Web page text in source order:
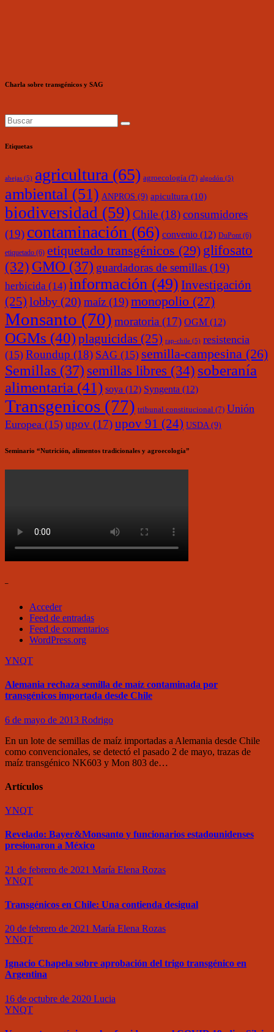
Charla sobre transgénicos y SAG
Etiquetas
abejas (5) agricultura (65) agroecología (7) algodón (5)
ambiental (51) ANPROS (9) apicultura (10)
biodiversidad (59) Chile (18)consumidores
(19) contaminación (66) convenio (12) DuPont (6)
etiquetado (6) etiquetado transgénicos (29) glifosato
(32) GMO (37) guardadoras de semillas (19)
herbicida (14) información (49) Investigación
(25) lobby (20) maíz (19)monopolio (27)
Monsanto (70) moratoria (17) OGM (12)
OGMs (40)plaguicidas (25) rap-chile (5) resistencia
(15) Roundup (18) SAG (15) semilla-campesina (26)
Semillas (37) semillas libres (34) soberanía
alimentaria (41) soya (12) Syngenta (12)
Transgenicos (77) tribunal constitucional (7) Unión
Europea (15) upov (17)upov 91 (24) USDA (9)
Seminario “Nutrición, alimentos tradicionales y agroecología”
–
Acceder
Feed de entradas
Feed de comentarios
WordPress.org
YNQT
Alemania rechaza semilla de maíz contaminada por
transgénicos importada desde Chile
6 de mayo de 2013 Rodrigo
En un lote de semillas de maíz importadas a Alemania desde Chile
como convencionales, se detectó el pasado 2 de mayo, trazas de
maíz transgénico NK603 y Mon 803 de…
Artículos
YNQT
Revelado: Bayer&Monsanto y funcionarios estadounidenses
presionaron a México
21 de febrero de 2021 María Elena Rozas
YNQT
Transgénicos en Chile: Una contienda desigual
20 de febrero de 2021 María Elena Rozas
YNQT
Ignacio Chapela sobre aprobación del trigo transgénico en
Argentina
16 de octubre de 2020 Lucia
YNQT